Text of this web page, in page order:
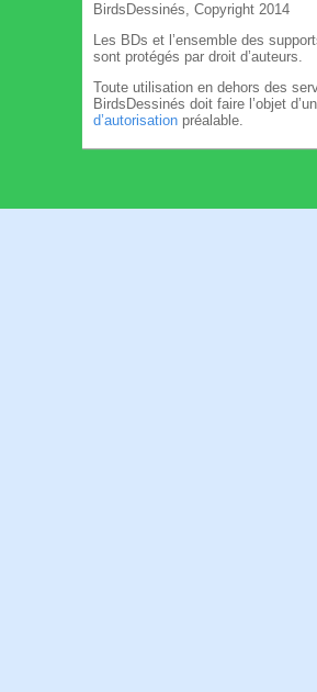
BirdsDessinés, Copyright 2014
Les BDs et l’ensemble des
sont protégés par droit d’auteurs.
Toute utilisation en dehors des
BirdsDessinés doit faire l’objet
d’autorisation préalable.